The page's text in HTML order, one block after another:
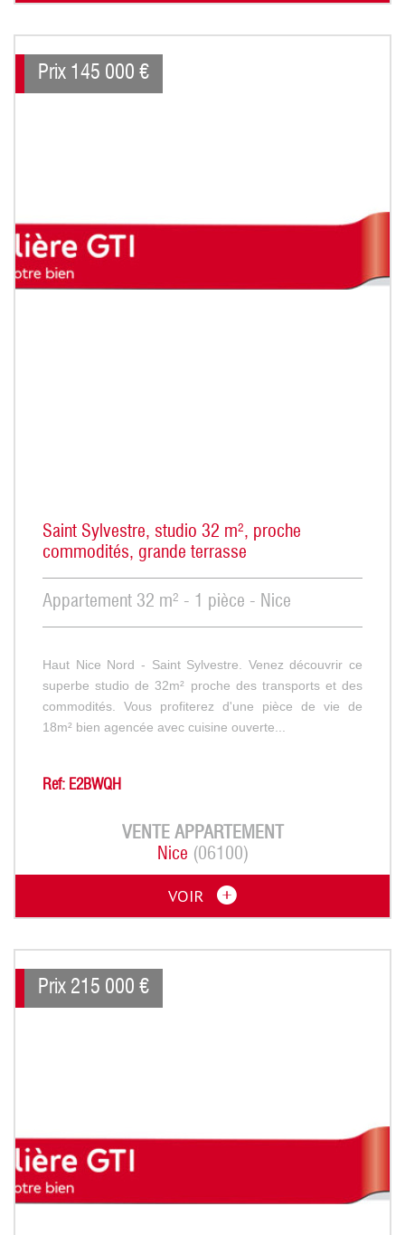
Prix 145 000 €
Saint Sylvestre, studio 32 m², proche
commodités, grande terrasse
Appartement 32 m² - 1 pièce - Nice
Haut Nice Nord - Saint Sylvestre. Venez découvrir ce
superbe studio de 32m² proche des transports et des
commodités. Vous profiterez d'une pièce de vie de
18m² bien agencée avec cuisine ouverte...
Ref: E2BWQH
VENTE APPARTEMENT
Nice (06100)
VOIR
Prix 215 000 €